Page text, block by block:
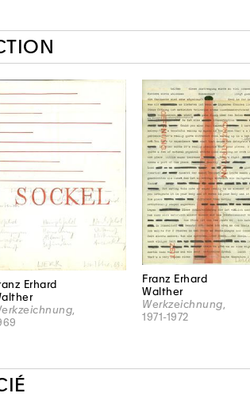
Erhard
Franz Erhard
Walther
Werkzeichnung,
1971-1972